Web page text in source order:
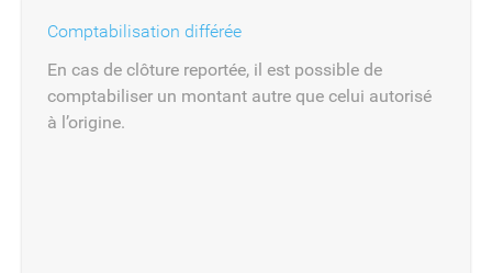
Comptabilisation différée
En cas de clôture reportée, il est possible de
comptabiliser un montant autre que celui autorisé
à l’origine.